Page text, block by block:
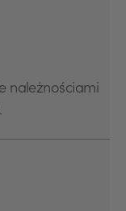
należnościami